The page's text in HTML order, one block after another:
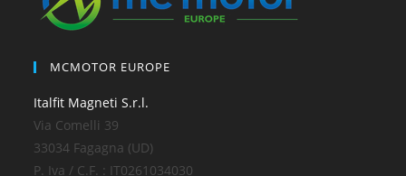
MCMOTOR EUROPE
Italfit Magneti S.r.l.
Via Comelli 39
33034 Fagagna (UD)
P. Iva / C.F. : IT0261034030